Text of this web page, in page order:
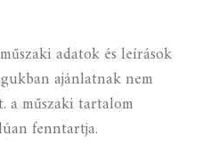
adatok és leírások
ajánlatnak nem
a műszaki tartalom
fenntartja.